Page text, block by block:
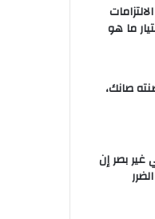
ما هو
صانك،
غير بصر إن